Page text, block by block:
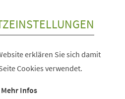
erklären Sie sich damit
Cookies verwendet.
Mehr Infos